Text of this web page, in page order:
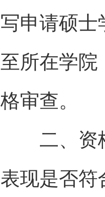
写申请硕士
至所在学院
格审查。
二、资格
表现是否符